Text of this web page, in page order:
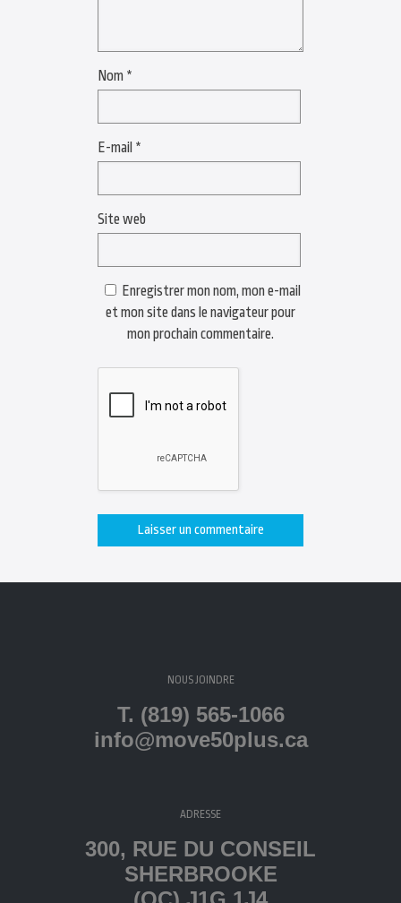
Nom *
E-mail *
Site web
Enregistrer mon nom, mon e-mail
et mon site dans le navigateur pour
mon prochain commentaire.
NOUS JOINDRE
T. (819) 565-1066
info@move50plus.ca
ADRESSE
300, RUE DU CONSEIL
SHERBROOKE